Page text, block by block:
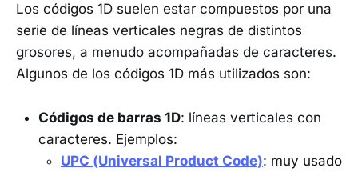
Los códigos 1D suelen estar compuestos por una
serie de líneas verticales negras de distintos
grosores, a menudo acompañadas de caracteres.
Algunos de los códigos 1D más utilizados son:
Códigos de barras 1D: líneas verticales con
caracteres. Ejemplos:
UPC (Universal Product Code): muy usado